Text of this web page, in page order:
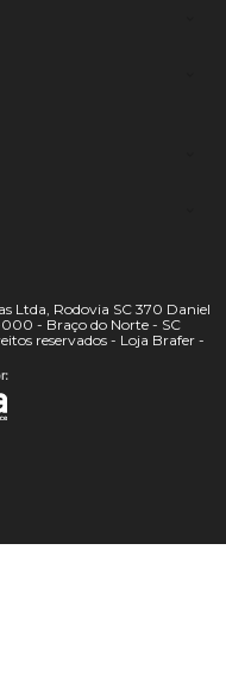
Ltda, Rodovia SC 370 Daniel
- Braço do Norte - SC
reservados - Loja Brafer -